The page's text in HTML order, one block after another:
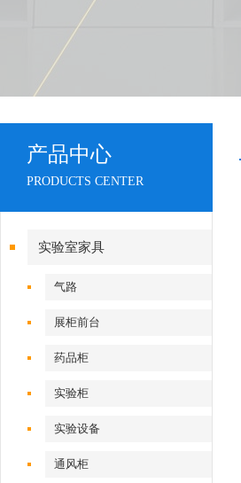
产品中心
PRODUCTS CENTER
实验室家具
气路
展柜前台
药品柜
实验柜
实验设备
通风柜